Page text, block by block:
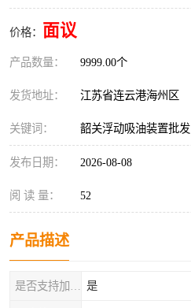
价格： 面议
产品数量： 9999.00个
发货地址： 江苏省连云港海州区
关键词： 韶关浮动吸油装置批发
发布日期： 2026-08-08
阅 读 量： 52
产品描述
是